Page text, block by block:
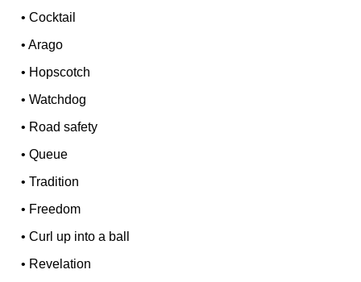
•Cocktail
•Arago
• Hopscotch
•Watchdog
• Road safety
•Queue
•Tradition
• Freedom
•Curl up into a ball
• Revelation